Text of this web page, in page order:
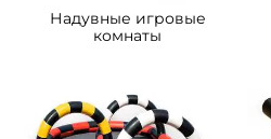
Надувные игровые
комнаты